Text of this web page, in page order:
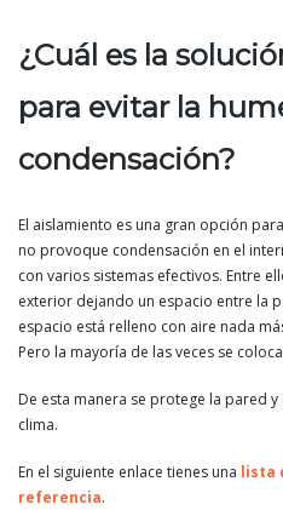
¿Cuál es la
para evitar la
condensación?
El aislamiento es una gran opción
no provoque condensación en el
con varios sistemas efectivos. Entre
exterior dejando un espacio entre la
espacio está relleno con aire nada
Pero la mayoría de las veces se
De esta manera se protege la pared
clima.
En el siguiente enlace tienes una lista
referencia.